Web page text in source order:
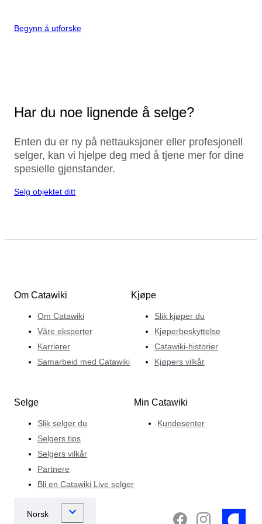
Begynn å utforske
Har du noe lignende å selge?
Enten du er ny på nettauksjoner eller profesjonell
selger, kan vi hjelpe deg med å tjene mer for dine
spesielle gjenstander.
Selg objektet ditt
Om Catawiki
Om Catawiki
Våre eksperter
Karrierer
Samarbeid med Catawiki
Kjøpe
Slik kjøper du
Kjøperbeskyttelse
Catawiki-historier
Kjøpers vilkår
Selge
Slik selger du
Selgers tips
Selgers vilkår
Partnere
Bli en Catawiki Live selger
Min Catawiki
Kundesenter